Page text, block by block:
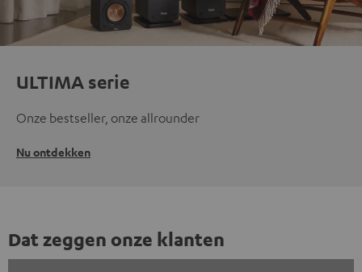
ULTIMA serie
Onze bestseller, onze allrounder
Nu ontdekken
Dat zeggen onze klanten